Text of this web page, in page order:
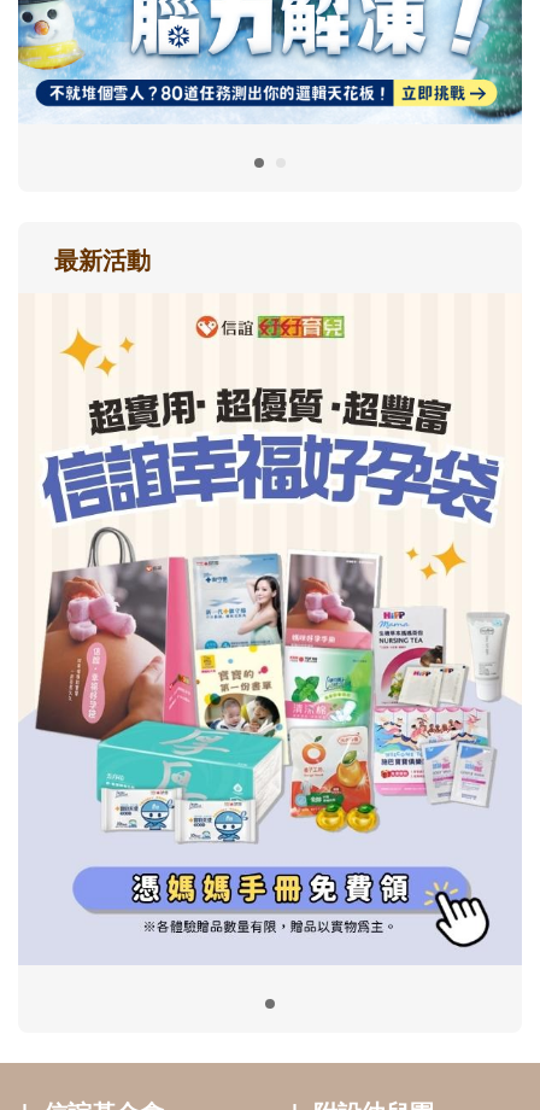
信誼基金會
2022信誼年度報告
2023信誼年度報告
2024信誼年度報告
附設幼兒園
小袋鼠幼師網